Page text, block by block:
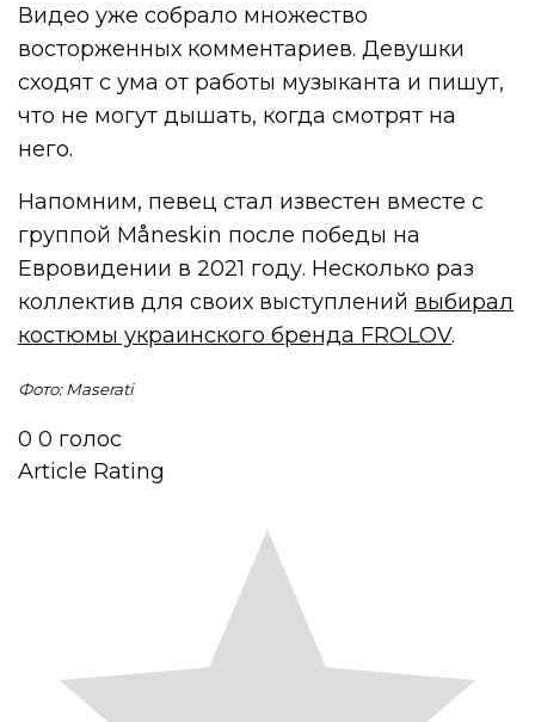
Видео уже собрало множество
восторженных комментариев. Девушки
сходят с ума от работы музыканта и пишут,
что не могут дышать, когда смотрят на
него.
Напомним, певец стал известен вместе с
группой Måneskin после победы на
Евровидении в 2021 году. Несколько раз
коллектив для своих выступлений выбирал
костюмы украинского бренда FROLOV.
Фото: Maserati
0 0 голос
Article Rating